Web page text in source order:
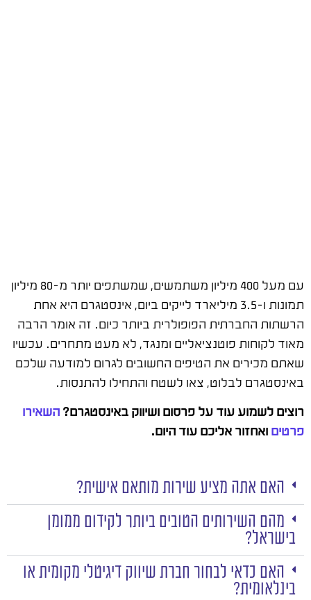
עם מעל 400 מיליון משתמשים, שמשתפים יותר מ-80 מיליון
תמונות ו-3.5 מיליארד לייקים ביום, אינסטגרם היא אחת
הרשתות החברתית הפופולרית ביותר כיום. זה אומר הרבה
מאוד לקוחות פוטנציאליים ומנגד, לא מעט מתחרים. עכשיו
שאתם מכירים את הטיפים החשובים לגרום למודעה שלכם
באינסטגרם לבלוט, צאו לשטח והתחילו להתנסות.
רוצים לשמוע עוד על פרסום ושיווק באינסטגרם?השאירו
פרטיםואחזור אליכם עוד היום.
האם אתה מציע שירות מותאם אישית?
מהם השירותים הטובים ביותר לקידום ממומן
בישראל?
האם כדאי לבחור חברת שיווק דיגיטלי מקומית או
בינלאומית?